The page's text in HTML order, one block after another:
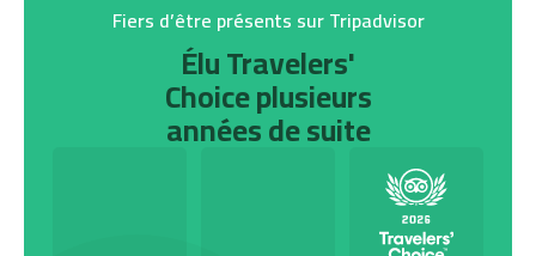
Fiers d’être présents sur Tripadvisor
Élu Travelers'
Choice plusieurs
années de suite